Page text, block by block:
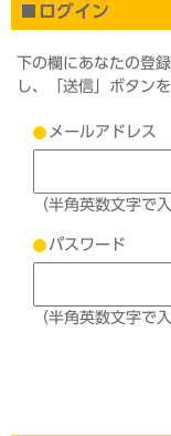
ログイン
下の欄にあなたの登
し、「送信」ボタン
メールアドレス
（半角英数文字で
パスワード
（半角英数文字で